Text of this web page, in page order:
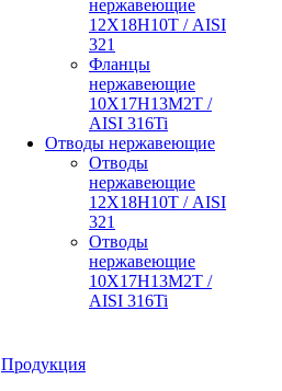
нержавеющие
12Х18Н10Т / AISI
321
Фланцы
нержавеющие
10Х17Н13М2Т /
AISI 316Ti
Отводы нержавеющие
Отводы
нержавеющие
12Х18Н10Т / AISI
321
Отводы
нержавеющие
10Х17Н13М2Т /
AISI 316Ti
Продукция